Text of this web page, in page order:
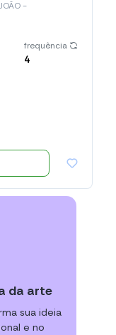
-
frequência
4
da arte
sua ideia
e no